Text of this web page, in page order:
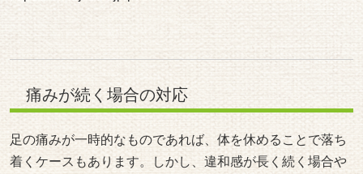
強い痛みが長く続く場合には無理を続けるのではなく、体
の状態を把握することが安心につながると説明されていま
引用元：
https://bit.ly/3S6hKxT
https://www.health.harvard.edu/pain/leg-pain-causes
https://www.joa.or.jp/public/sick/condition/sciatica.html